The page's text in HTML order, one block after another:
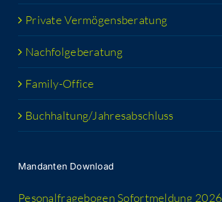
Pri­va­te Vermögensberatung
Nach­fol­ge­be­ra­tung
Fami­­ly-Office
Buchhaltung/​​Jahresabschluss
Man­dan­ten Download
Peso­nal­fra­ge­bo­gen Sofort­mel­dung 2026